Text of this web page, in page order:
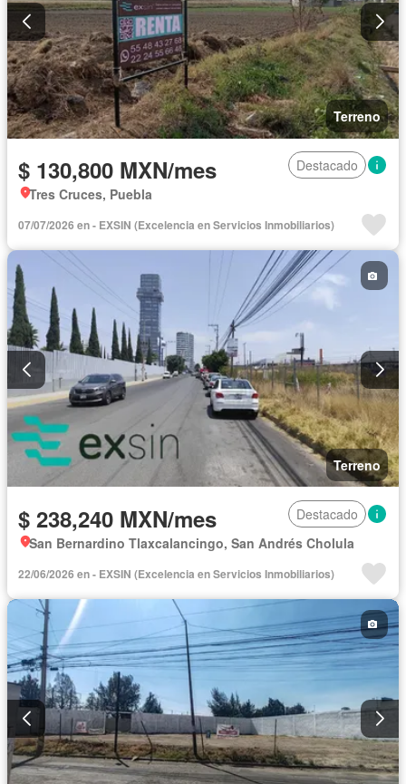
Terreno
$ 130,800 MXN/mes
Destacado
Tres Cruces, Puebla
07/07/2026 en - EXSIN (Excelencia en Servicios Inmobiliarios)
Terreno
$ 238,240 MXN/mes
Destacado
San Bernardino Tlaxcalancingo, San Andrés Cholula
22/06/2026 en - EXSIN (Excelencia en Servicios Inmobiliarios)